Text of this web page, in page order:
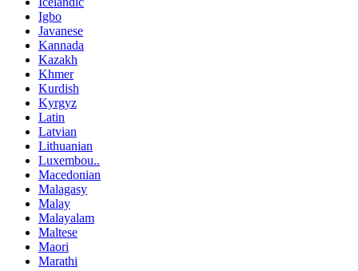
Igbo
Javanese
Kannada
Kazakh
Khmer
Kurdish
Kyrgyz
Latin
Latvian
Lithuanian
Luxembou..
Macedonian
Malagasy
Malay
Malayalam
Maltese
Maori
Marathi